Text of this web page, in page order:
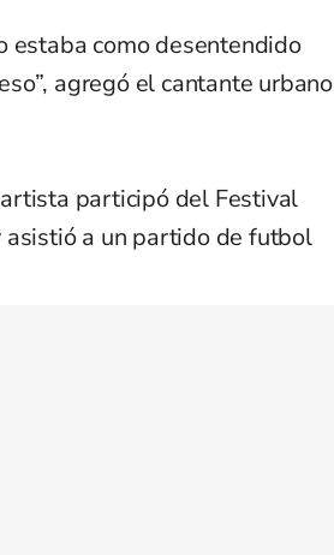
estaba como desentendido
agregó el cantante urbano
participó del Festival
a un partido de futbol